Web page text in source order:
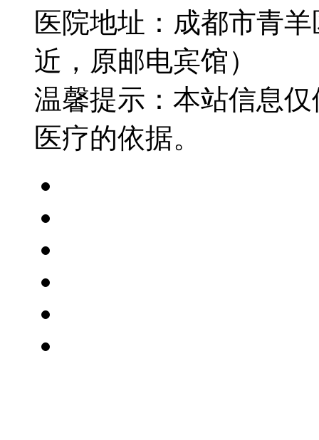
医院地址：成都市青
近，原邮电宾馆）
温馨提示：本站信息
医疗的依据。